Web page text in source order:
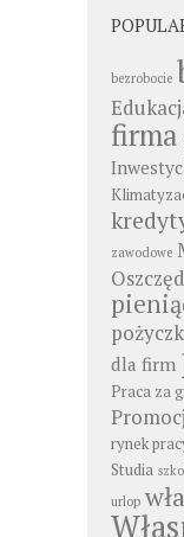
bezrobocie
firma
zawodowe
dla firm
Praca za
rynek
Studia
urlop